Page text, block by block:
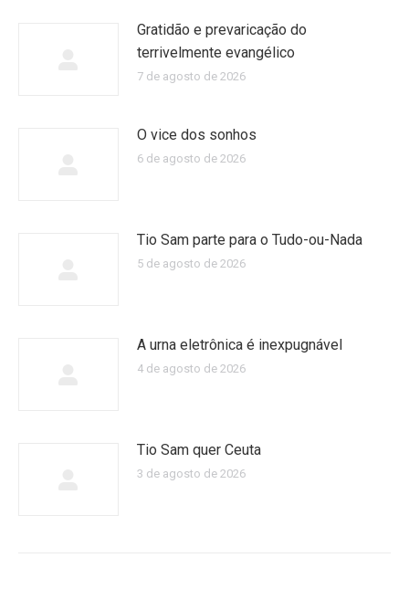
Gratidão e prevaricação do
terrivelmente evangélico
7 de agosto de 2026
O vice dos sonhos
6 de agosto de 2026
Tio Sam parte para o Tudo-ou-Nada
5 de agosto de 2026
A urna eletrônica é inexpugnável
4 de agosto de 2026
Tio Sam quer Ceuta
3 de agosto de 2026